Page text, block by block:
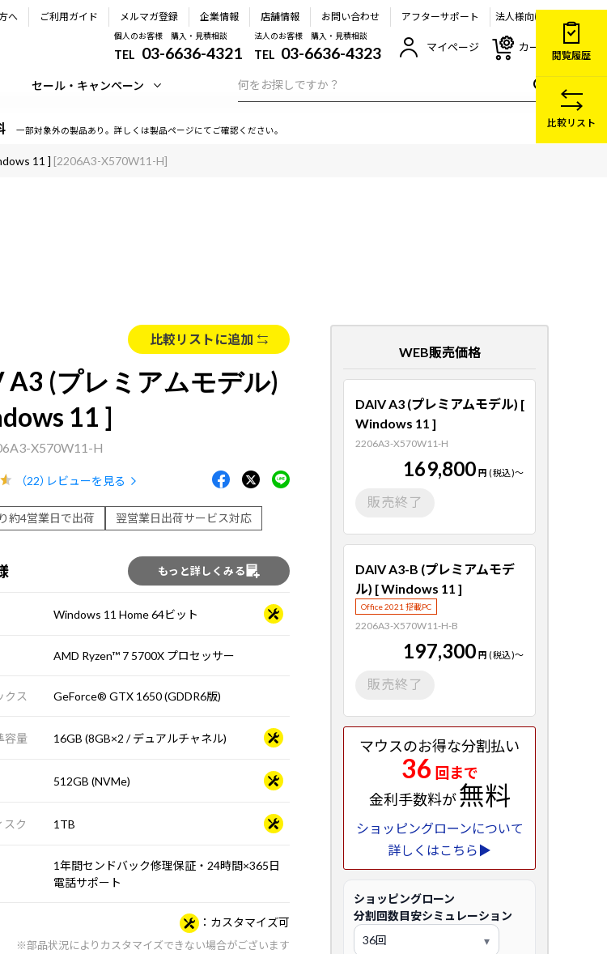
へ ご利用ガイド メルマガ登録 企業情報 店舗情報 お問い合わせ アフターサポート 法人様向け
個人のお客様 購入・見積相談
TEL 03-6636-4321
法人のお客様 購入・見積相談
TEL 03-6636-4323 マイページ カート
セール・キャンペーン
一部対象外の製品あり。詳しくは製品ページにてご確認ください。
11 ] [2206A3-X570W11-H]
比較リストに追加
A3 (プレミアムモデル)
11 ]
X570W11-H
（22）レビューを見る
約4営業日で出荷 翌営業日出荷サービス対応
もっと詳しくみる
Windows 11 Home 64ビット
AMD Ryzen™ 7 5700X プロセッサー
クス GeForce® GTX 1650 (GDDR6版)
容量 16GB (8GB×2 / デュアルチャネル)
512GB (NVMe)
スク 1TB
1年間センドバック修理保証・24時間×365日
電話サポート
カスタマイズ可
※部品状況によりカスタマイズできない場合がございます
WEB販売価格
DAIV A3 (プレミアムモデル) [
Windows 11 ]
2206A3-X570W11-H
169,800 円 (税込)～
販売終了
DAIV A3-B (プレミアムモデ
ル) [ Windows 11 ]
Office 2021 搭載PC
2206A3-X570W11-H-B
197,300 円 (税込)～
販売終了
マウスのお得な分割払い
36 回まで
金利手数料が無料
ショッピングローンについて
詳しくはこちら▶
ショッピングローン
分割回数目安シミュレーション
閲覧履歴
比較リスト